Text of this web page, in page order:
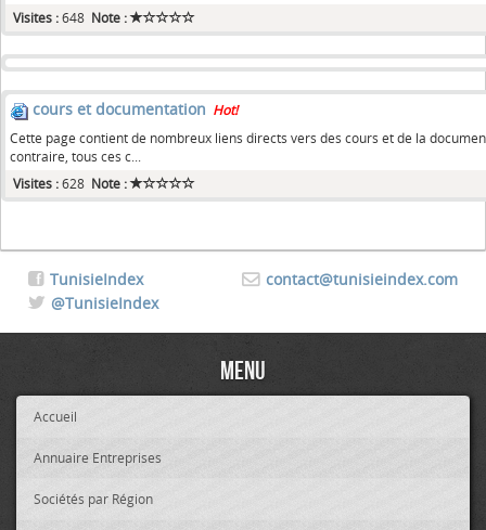
Visites :648 Note :
cours et documentation Hot!
Cette page contient de nombreux liens directs vers des cours et de la
contraire, tous ces c...
Visites :628 Note :
contact@tunisieindex.com
TunisieIndex
@TunisieIndex
Menu
Accueil
Annuaire Entreprises
Sociétés par Région